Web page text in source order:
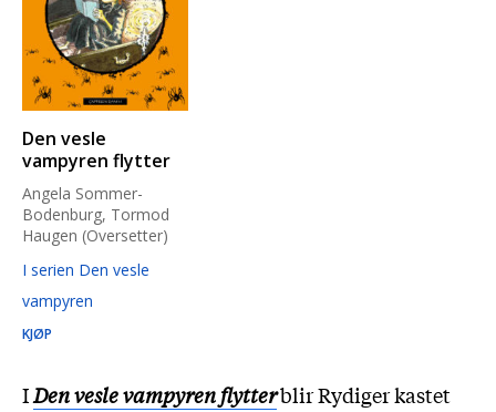
Den vesle
vampyren flytter
Angela Sommer-
Bodenburg, Tormod
Haugen (Oversetter)
I serien Den vesle
vampyren
KJØP
IDen vesle vampyren flytterblir Rydiger kastet